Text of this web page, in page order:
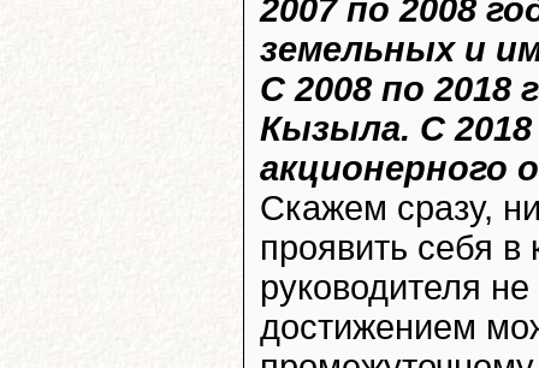
2007 по 2008
земельных и
С 2008 по 2018
Кызыла. С 2018
акционерного
Скажем сразу,
проявить себя в
руководителя
достижением